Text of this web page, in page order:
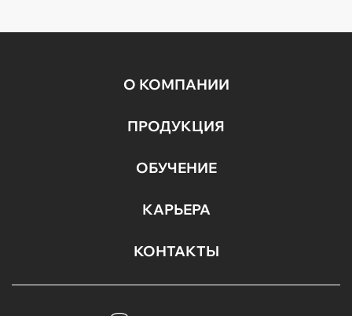
О КОМПАНИИ
ПРОДУКЦИЯ
ОБУЧЕНИЕ
КАРЬЕРА
КОНТАКТЫ